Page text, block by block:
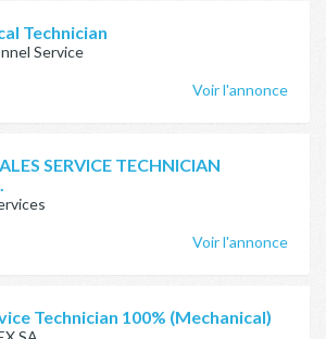
Technician
Service
Voir l'annonce
SERVICE TECHNICIAN
Voir l'annonce
Technician 100% (Mechanical)